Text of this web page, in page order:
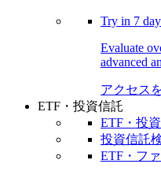
Try in 7
Evaluate
advanced
アクセス
ETF・投資信託
ETF・投
投資信託
ETF・フ